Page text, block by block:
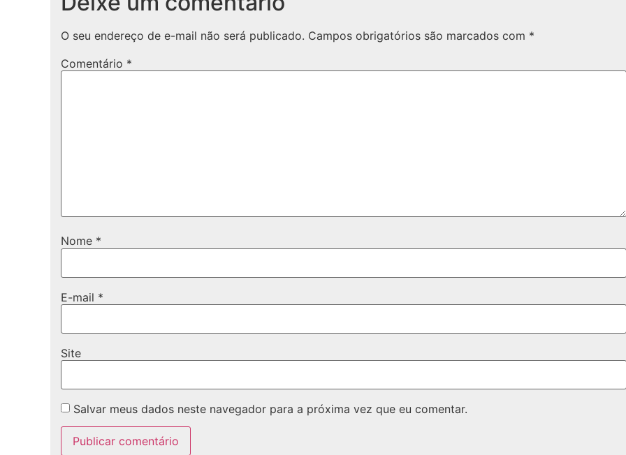
O seu endereço de e-mail não será publicado. Campos obrigatórios são marcados com *
Comentário *
Nome *
E-mail *
Site
Salvar meus dados neste navegador para a próxima vez que eu comentar.